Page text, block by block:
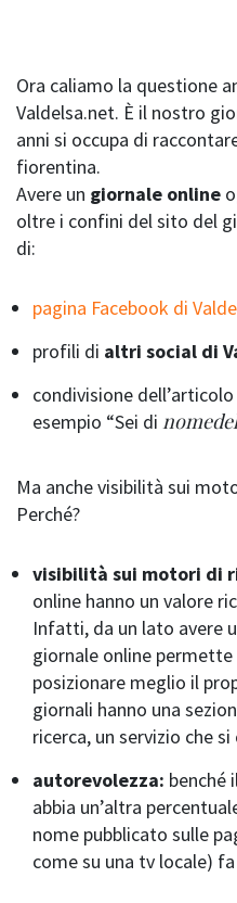
Ora caliamo la questione
Valdelsa.net. È il nostro
anni si occupa di
fiorentina.
Avere un giornale online
oltre i confini del sito del
di:
pagina Facebook di
profili di altri social di
condivisione dell’articolo
esempio “Sei di
Ma anche visibilità sui
Perché?
visibilità sui motori di
online hanno un valore
Infatti, da un lato avere
giornale online
posizionare meglio il
giornali hanno una
ricerca, un servizio che
autorevolezza: benché
abbia un’altra
nome pubblicato sulle
come su una tv locale)